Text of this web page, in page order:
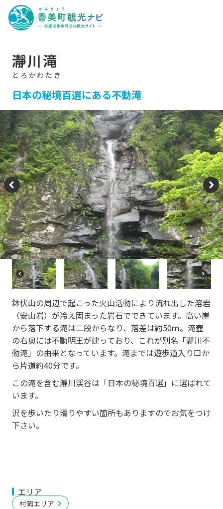
香
美
町
庫
県
香
美
町
公
式
観
光
サ
イ
ト
-
瀞川滝
日本の秘境百選にある不動滝
P
re
vi
o
u
s
N
e
xt
P
r
e
vi
o
u
s
N
e
xt
鉢伏山の周辺で起こった火山活動により流れ出した溶岩
（安山岩）が冷え固まった岩石でできています。高い崖
から落下する滝は二段からなり、落差は約50ｍ。滝壺
の右奥には不動明王が建っており、これが別名「瀞川不
動滝」の由来となっています。滝までは遊歩道入り口か
ら片道約40分です。
この滝を含む瀞川渓谷は「日本の秘境百選」に選ばれて
います。
沢を歩いたり滑りやすい箇所もありますのでお気をつけ
下さい。
エリア
村岡エリア